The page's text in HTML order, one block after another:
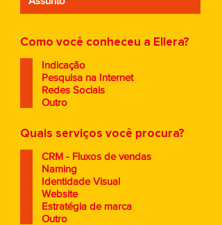
Como você conheceu a Ellera?
Indicação
Pesquisa na Internet
Redes Sociais
Outro
Quais serviços você procura?
CRM - Fluxos de vendas
Naming
Identidade Visual
Website
Estratégia de marca
Outro